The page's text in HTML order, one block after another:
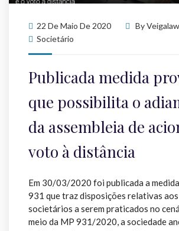
22 De Maio De 2020 ByVeigalaw
Societário
Publicada medida
que possibilita o
da assembleia de
voto à distância
Em 30/03/2020 foi publicada a
931 que traz disposições relativas
societários a serem praticados no
meio da MP 931/2020, a sociedade